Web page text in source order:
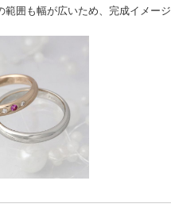
囲も幅が広いため、完成イメー